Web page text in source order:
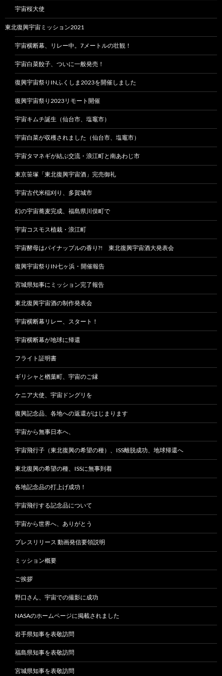
宇宙桜大使
東北復興宇宙ミッション2021
宇宙横断幕、リレー中。7メートルの壮観！
宇宙白菜餃子、ついに一般発売！
復興宇宙祭りINふくしま2023を開催しました
復興宇宙祭り2023リモート開催
宇宙キムチ誕生（仙台市、塩竈市）
宇宙白菜が収穫されました（仙台市、塩竈市）
宇宙タマネギが結ぶ交流・浪江町と南あわじ市
東京笹塚「東北復興宇宙酒」完売御礼
宇宙古代米稲刈り、多賀城市
幻の宇宙蕎麦完成、福島県川俣町で
宇宙コスモス植栽・浪江町
宇宙酵母はパイナップルの香り?! 東北復興宇宙酒大発表会
復興宇宙祭りIN七ヶ浜・開催報告
宮城県知事にミッション完了報告
東北復興宇宙酒の制作発表会
宇宙横断幕リレー、スタート！
宇宙横断幕が地球に帰還
フライト証明書
ギリシャと楢葉町、宇宙のご縁
ケニア大使、宇宙ドングリを
復興記念品、各地への返還がはじまります
宇宙から無事日本へ、
宇宙飛行子（東北復興の希望の種）、ISS離脱成功、地球帰還へ
東北復興の希望の種、ISSに無事到着
各地記念品の打上げ成功！
宇宙飛行する記念品について
宇宙から世界へ、ありがとう
プレスリリース 動画発信要領説明
ミッション概要
ご挨拶
野口さん、宇宙での撮影に成功
NASAのホームページに掲載されました
岩手県知事を表敬訪問
福島県知事を表敬訪問
宮城県知事を表敬訪問